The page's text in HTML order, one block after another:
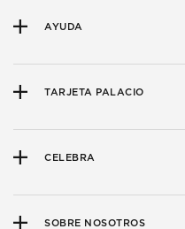
AYUDA
TARJETA PALACIO
CELEBRA
SOBRE NOSOTROS